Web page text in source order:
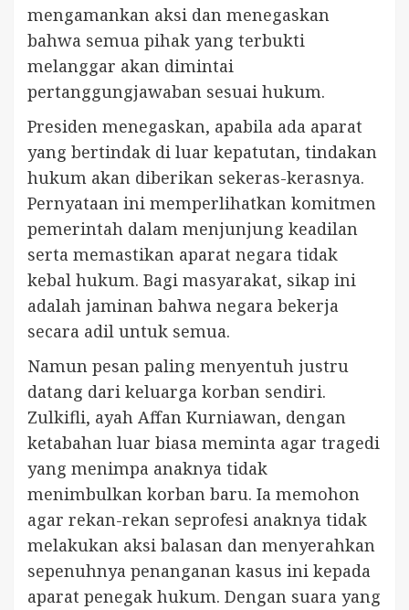
mengamankan aksi dan menegaskan
bahwa semua pihak yang terbukti
melanggar akan dimintai
pertanggungjawaban sesuai hukum.
Presiden menegaskan, apabila ada aparat
yang bertindak di luar kepatutan, tindakan
hukum akan diberikan sekeras-kerasnya.
Pernyataan ini memperlihatkan komitmen
pemerintah dalam menjunjung keadilan
serta memastikan aparat negara tidak
kebal hukum. Bagi masyarakat, sikap ini
adalah jaminan bahwa negara bekerja
secara adil untuk semua.
Namun pesan paling menyentuh justru
datang dari keluarga korban sendiri.
Zulkifli, ayah Affan Kurniawan, dengan
ketabahan luar biasa meminta agar tragedi
yang menimpa anaknya tidak
menimbulkan korban baru. Ia memohon
agar rekan-rekan seprofesi anaknya tidak
melakukan aksi balasan dan menyerahkan
sepenuhnya penanganan kasus ini kepada
aparat penegak hukum. Dengan suara yang